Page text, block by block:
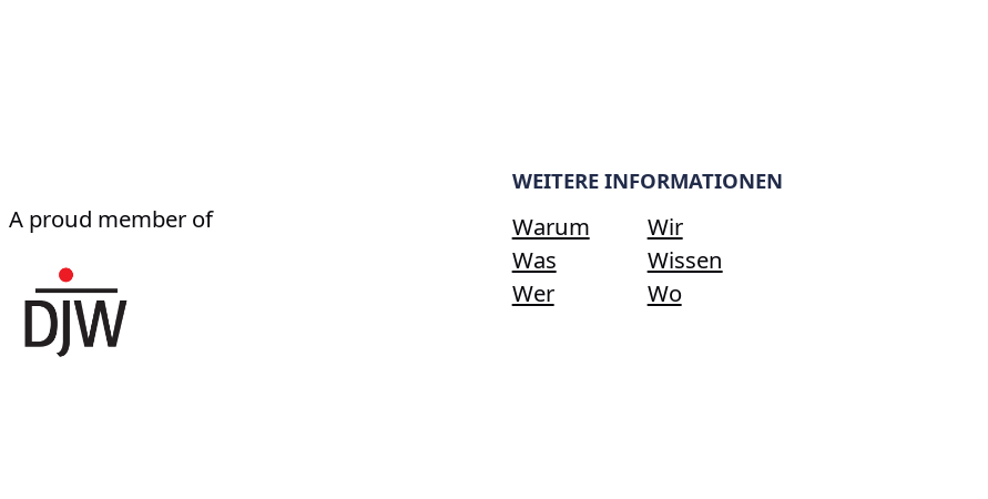
A proud member of
WEITERE INFORMATIONEN
Warum
Was
Wer
Wir
Wissen
Wo